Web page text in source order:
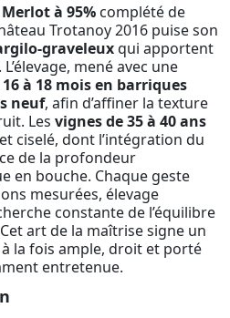
Merlot à 95% complété de
Trotanoy 2016 puise son
graveleuxqui apportent
mené avec une
16 à 18 mois en barriques
neuf, afin d’affiner la texture
Les vignes de 35 à 40 ans
ciselé, dont l’intégration du
de la profondeur
en bouche. Chaque geste
mesurées, élevage
constante de l’équilibre
art de la maîtrise signe un
la fois ample, droit et porté
entretenue.